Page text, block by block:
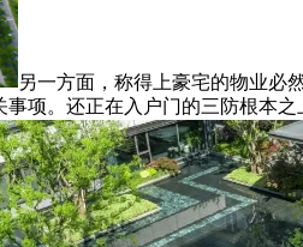
另一方面，称得上豪宅的物业必
项。还正在入户门的三防根本